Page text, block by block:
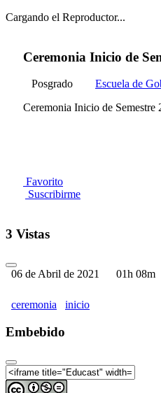
Cargando el Reproductor...
Ceremonia Inicio de
Posgrado
Escuela de
Ceremonia Inicio de Semestre
Favorito
Suscribirme
3 Vistas
06 de Abril de 2021 01h 08m
ceremonia inicio
Embebido